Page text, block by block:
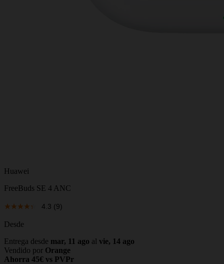
Huawei
FreeBuds SE 4 ANC
4.3 (9)
Desde
Entrega desde mar, 11 ago al vie, 14 ago
Vendido por Orange
Ahorra 45€ vs PVPr